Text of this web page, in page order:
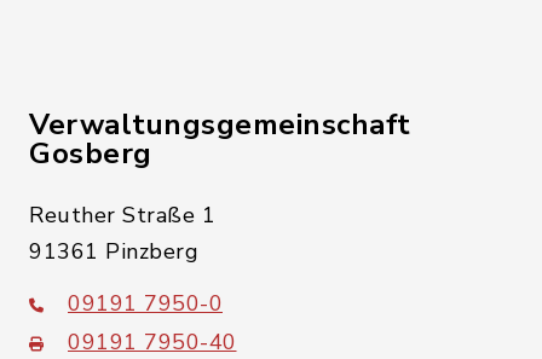
Verwaltungsgemeinschaft
Gosberg
Reuther Straße 1
91361 Pinzberg
09191 7950-0
09191 7950-40